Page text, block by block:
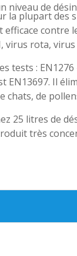
niveau de
la plupart des
contre
virus rota,
tests : EN1276
EN13697. Il
chats, de
25 litres de
très